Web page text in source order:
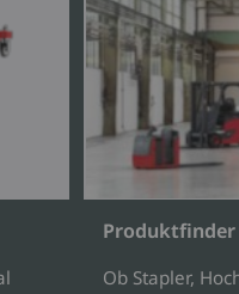
Produktfinder
Ob Stapler,